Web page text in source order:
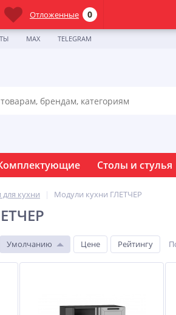
MAX TELEGRAM
Столы и стулья
кухни Модули кухни ГЛЕТЧЕР
Умолчанию Цене Рейтингу
Отложенные 0